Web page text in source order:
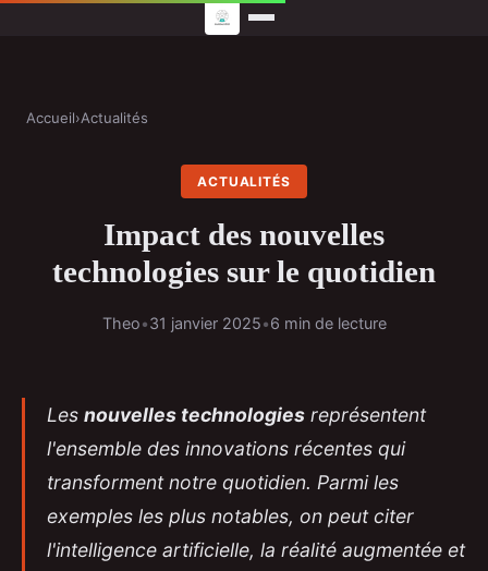
Accueil›Actualités
ACTUALITÉS
Impact des nouvelles
technologies sur le quotidien
Theo•31 janvier 2025•6 min de lecture
Les nouvelles technologies représentent
l'ensemble des innovations récentes qui
transforment notre quotidien. Parmi les
exemples les plus notables, on peut citer
l'intelligence artificielle, la réalité augmentée et